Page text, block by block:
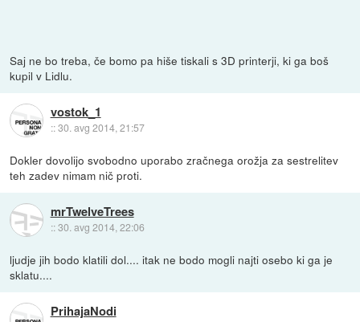
Saj ne bo treba, če bomo pa hiše tiskali s 3D printerji, ki ga boš
kupil v Lidlu.
vostok_1
::30. avg 2014, 21:57
Dokler dovolijo svobodno uporabo zračnega orožja za sestrelitev
teh zadev nimam nič proti.
mrTwelveTrees
::30. avg 2014, 22:06
ljudje jih bodo klatili dol.... itak ne bodo mogli najti osebo ki ga je
sklatu....
PrihajaNodi